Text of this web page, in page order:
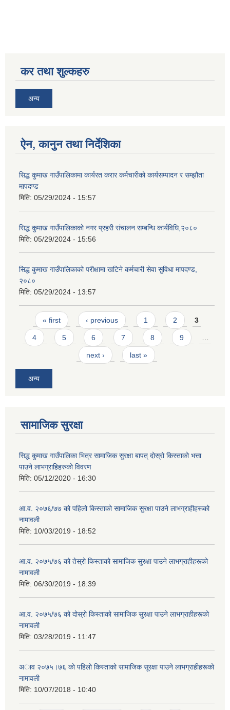
कर तथा शुल्कहरु
अन्य
ऐन, कानुन तथा निर्देशिका
सिद्ध कुमाख गाउँपालिकामा कार्यरत करार कर्मचारीको कार्यसम्पादन र सम्झौता
मापदण्ड
मिति: 05/29/2024 - 15:57
सिद्ध कुमाख गाउँपालिकाको नगर प्रहरी संचालन सम्बन्धि कार्यविधि,२०८०
मिति: 05/29/2024 - 15:56
सिद्ध कुमाख गाउँपालिकाको परीक्षामा खटिने कर्मचारी सेवा सुविधा मापदण्ड,
२०८०
मिति: 05/29/2024 - 13:57
Pages
« first ‹ previous 1 2 3
4 5 6 7 8 9
next › last »
अन्य
सामाजिक सुरक्षा
सिद्ध कुमाख गाउँपालिका भित्र सामाजिक सुरक्षा बापत् दोस्रो किस्ताको भत्ता
पाउने लाभग्राहिहरुको विवरण
मिति: 05/12/2020 - 16:30
आ‍.व. २०७६/७७ को पहिलो किस्ताको सामाजिक सुरक्षा पाउने लाभग्राहीहरूको
नामावली
मिति: 10/03/2019 - 18:52
आ‍.व. २०७५/७६ को तेस्रो किस्ताको सामाजिक सुरक्षा पाउने लाभग्राहीहरूको
नामावली
मिति: 06/30/2019 - 18:39
आ‍.व. २०७५/७६ को दोस्रो किस्ताको सामाजिक सुरक्षा पाउने लाभग्राहीहरूको
नामावली
मिति: 03/28/2019 - 11:47
अाव २०७५।७६ काे पहिलो किस्ताको सामाजिक सूरक्षा पाउने लाभग्राहीहरूको
नामावली
मिति: 10/07/2018 - 10:40